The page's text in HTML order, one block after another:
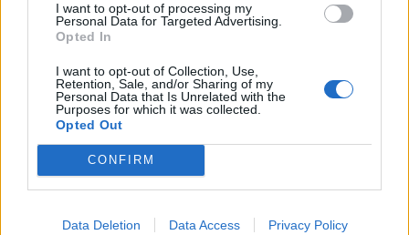
I want to opt-out of processing my
Personal Data for Targeted Advertising.
Opted In
I want to opt-out of Collection, Use,
Retention, Sale, and/or Sharing of my
Personal Data that Is Unrelated with the
Purposes for which it was collected.
Opted Out
CONFIRM
Data Deletion Data Access Privacy Policy
Καταχώρηση Online Βιογραφικού
Συμβουλές Καριέρας
HR corner
Περιγραφές Θέσεων Εργασίας